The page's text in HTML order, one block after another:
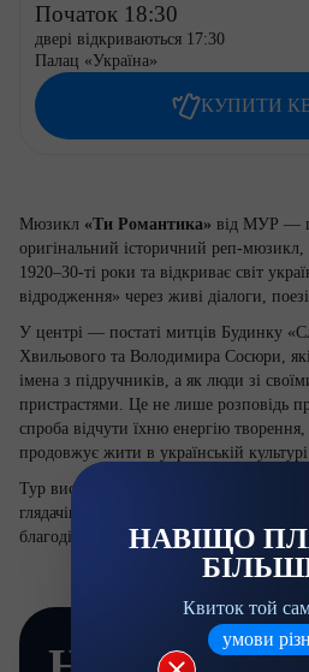
Початок 18:30
двері відкриваються 17:30
Палац «Україна»
КУПИТИ
Мюзикл «Ти Романтика» від МУР —
оригінальний історичний реп-мюзикл,
1920–30-ті роки та відкриває світ
відродження» через живі діалоги,
У центрі — постаті митців Будинку
Хвильового та Володимира Сосюри,
імена з підручників, а як люди зі
пристрастями. Це не лише розповідь
спроба відчути їхню енергію
продовжує жити в українській
Тур вистави став масштабною подією,
глядачів і перетворилася на
благодійним результатом.
НАВІЩО
Квиток той
умови